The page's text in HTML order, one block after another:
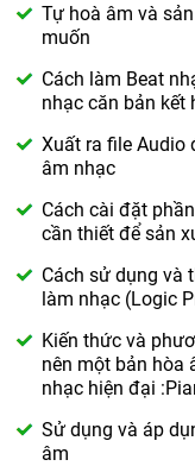
Tự hoà âm và
muốn
Cách làm Beat
nhạc căn bản kết
Xuất ra file Audio
âm nhạc
Cách cài đặt
cần thiết để sản
Cách sử dụng và
làm nhạc (Logic
Kiến thức và
nên một bản hòa
nhạc hiện đại
Sử dụng và áp
âm